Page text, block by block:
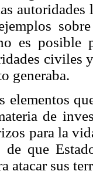
es posible
generaba.
elementos
de
para la
que
atacar sus